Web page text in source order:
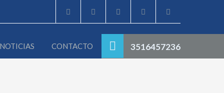
3516457236
NOTICIAS CONTACTO